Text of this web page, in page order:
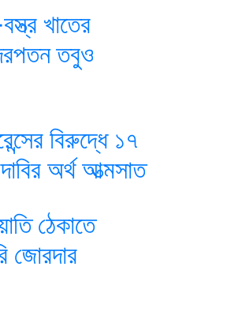
খাতের
তবুও
বিরুদ্ধে ১৭
অর্থ আত্মসাত
ঠেকাতে
জোরদার